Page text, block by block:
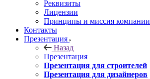
Реквизиты
Лицензии
Принципы и миссия компании
Контакты
Презентация
Назад
Презентация
Презентация для строителей
Презентация для дизайнеров